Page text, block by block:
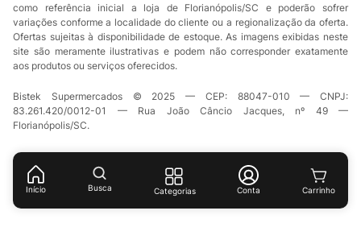
Início Busca Categorias Conta
como referência inicial a loja de Florianópolis/SC e poderão sofrer
variações conforme a localidade do cliente ou a regionalização da oferta.
Ofertas sujeitas à disponibilidade de estoque. As imagens exibidas neste
site são meramente ilustrativas e podem não corresponder exatamente
aos produtos ou serviços oferecidos.
Bistek Supermercados © 2025 — CEP: 88047-010 — CNPJ:
83.261.420/0012-01 — Rua João Câncio Jacques, nº 49 —
Florianópolis/SC.